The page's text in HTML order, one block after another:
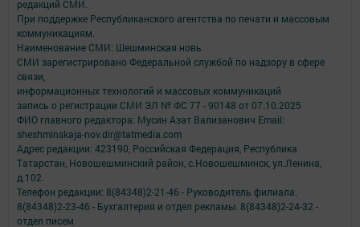
редакций СМИ.
При поддержке Республиканского агентства по печати и массовым
коммуникациям.
Наименование СМИ: Шешминская новь
СМИ зарегистрировано Федеральной службой по надзору в сфере
связи,
информационных технологий и массовых коммуникаций
запись о регистрации СМИ ЭЛ № ФС 77 - 90148 от 07.10.2025
ФИО главного редактора: Мусин Азат Вализанович Email:
sheshminskaja-nov.dir@tatmedia.com
Адрес редакции: 423190, Российская Федерация, Республика
Татарстан, Новошешминский район, с.Новошешминск, ул.Ленина,
д.102.
Телефон редакции: 8(84348)2-21-46 - Руководитель филиала.
8(84348)2-23-46 - Бухгалтерия и отдел рекламы. 8(84348)2-24-32 -
отдел писем